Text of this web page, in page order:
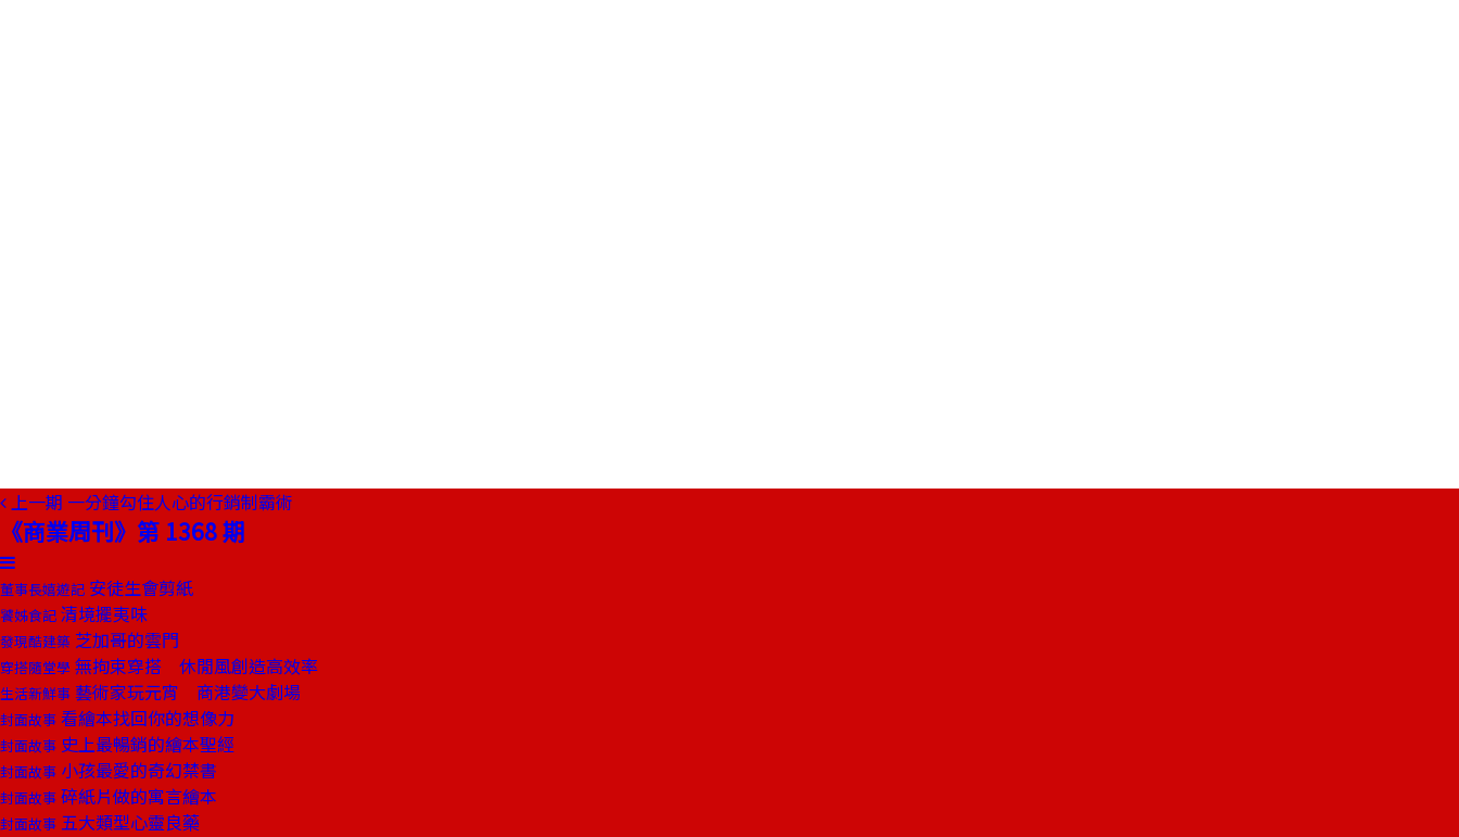
上一期 一分鐘勾住人心的行銷制霸術
《商業周刊》第 1368 期
董事長嬉遊記 安徒生會剪紙
饕姊食記 清境擺夷味
發現酷建築 芝加哥的雲門
穿搭隨堂學 無拘束穿搭 休閒風創造高效率
生活新鮮事 藝術家玩元宵 商港變大劇場
封面故事 看繪本找回你的想像力
封面故事 史上最暢銷的繪本聖經
封面故事 小孩最愛的奇幻禁書
封面故事 碎紙片做的寓言繪本
封面故事 五大類型心靈良藥